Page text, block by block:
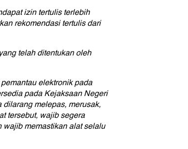
izin tertulis terlebih
rekomendasi tertulis dari
telah ditentukan oleh
elektronik pada
pada Kejaksaan Negeri
melepas, merusak,
tersebut, wajib segera
memastikan alat selalu